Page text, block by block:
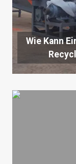
Wie Kann